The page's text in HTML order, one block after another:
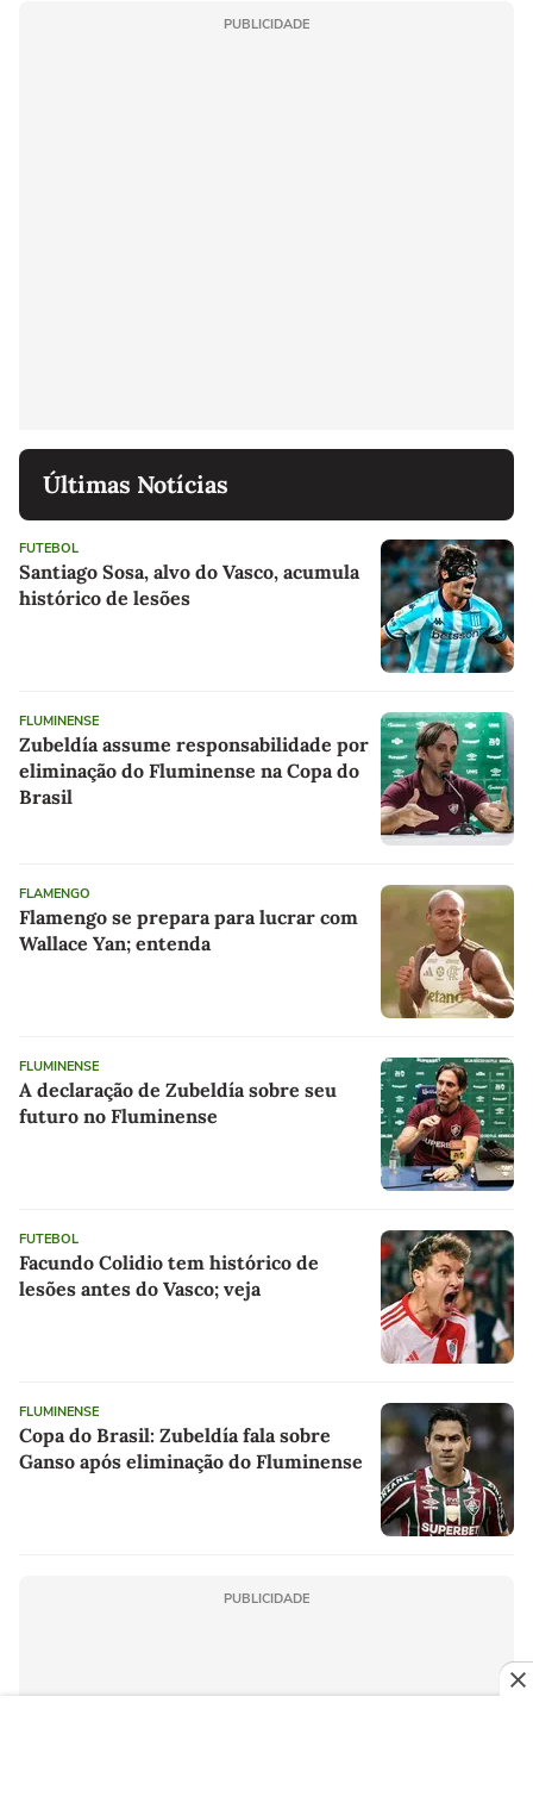
PUBLICIDADE
Últimas Notícias
FUTEBOL
Santiago Sosa, alvo do Vasco, acumula
histórico de lesões
FLUMINENSE
Zubeldía assume responsabilidade por
eliminação do Fluminense na Copa do
Brasil
FLAMENGO
Flamengo se prepara para lucrar com
Wallace Yan; entenda
FLUMINENSE
A declaração de Zubeldía sobre seu
futuro no Fluminense
FUTEBOL
Facundo Colidio tem histórico de
lesões antes do Vasco; veja
FLUMINENSE
Copa do Brasil: Zubeldía fala sobre
Ganso após eliminação do Fluminense
PUBLICIDADE